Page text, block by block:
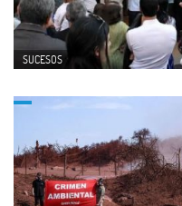
SUCESOS